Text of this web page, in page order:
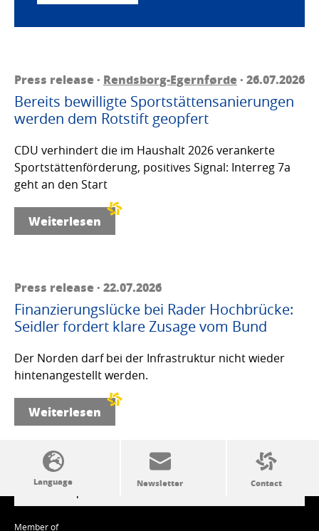
Press release · Rendsborg-Egernførde· 26.07.2026
Bereits bewilligte Sportstättensanierungen
werden dem Rotstift geopfert
CDU verhindert die im Haushalt 2026 verankerte
Sportstättenförderung, positives Signal: Interreg 7a
geht an den Start
Weiterlesen
Press release · 22.07.2026
Finanzierungslücke bei Rader Hochbrücke:
Seidler fordert klare Zusage vom Bund
Der Norden darf bei der Infrastruktur nicht wieder
hintenangestellt werden.
Weiterlesen
SSW politics from A to Z
Member of